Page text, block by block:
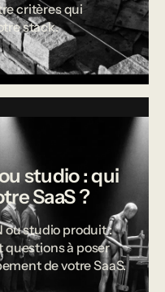
critères qui
stack.
studio : qui
SaaS ?
ou studio produit :
questions à poser
de votre SaaS.